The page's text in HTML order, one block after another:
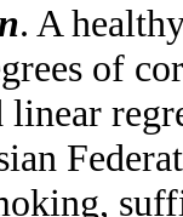
. A
of
linear